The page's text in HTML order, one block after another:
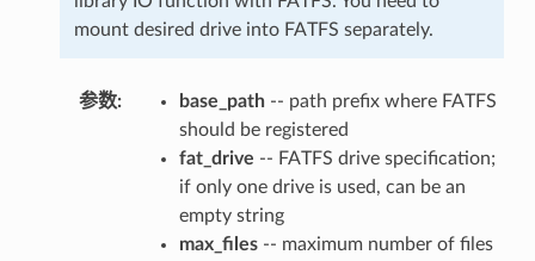
mount desired drive into FATFS separately.
参数 base_path-- path prefix where FATFS
should be registered
fat_drive -- FATFS drive specification;
if only one drive is used, can be an
empty string
max_files-- maximum number of files